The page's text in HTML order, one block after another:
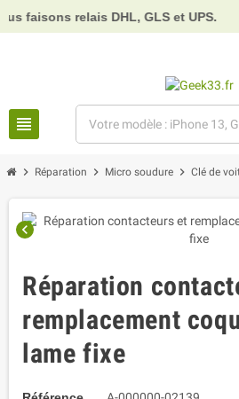
relais DHL, GLS et UPS.
view_headline
chevron_right Réparation chevron_right Micro soudure chevron_right Clé de
chevron_left
Réparation
remplacement
lame fixe